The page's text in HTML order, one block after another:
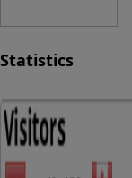
Statistics